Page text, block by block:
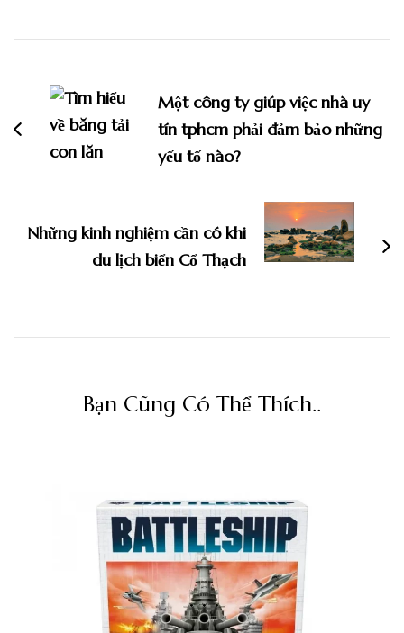
hướng
viết
Một công ty giúp việc nhà uy
tín tphcm phải đảm bảo những
yếu tố nào?
Những kinh nghiệm cần có khi
du lịch biển Cổ Thạch
Bạn Cũng Có Thể Thích..